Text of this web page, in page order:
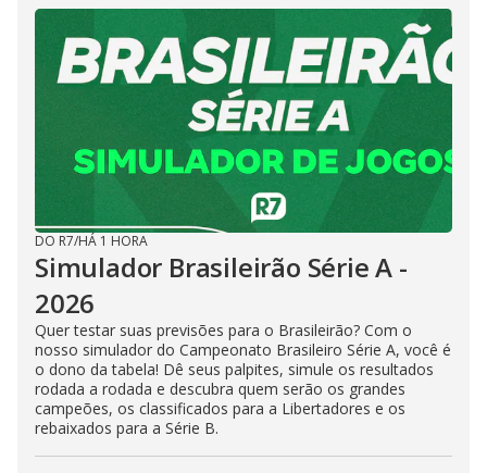
DO R7/HÁ 1 HORA
Simulador Brasileirão Série A -
2026
Quer testar suas previsões para o Brasileirão? Com o
nosso simulador do Campeonato Brasileiro Série A, você é
o dono da tabela! Dê seus palpites, simule os resultados
rodada a rodada e descubra quem serão os grandes
campeões, os classificados para a Libertadores e os
rebaixados para a Série B.